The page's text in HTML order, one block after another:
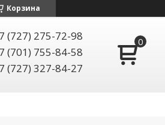
Корзина
(727) 275-72-98
(701) 755-84-58
(727) 327-84-27